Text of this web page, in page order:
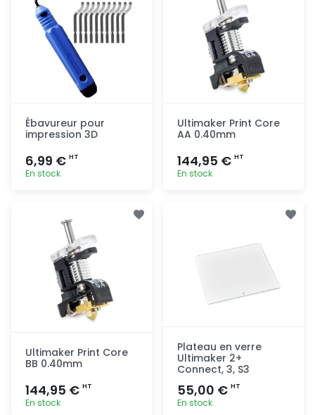
Ébavureur pour
impression 3D
6,99 € HT
En stock
Ultimaker Print Core
AA 0.40mm
144,95 € HT
En stock
Ultimaker Print Core
BB 0.40mm
144,95 € HT
En stock
Plateau en verre
Ultimaker 2+
Connect, 3, S3
55,00 € HT
En stock